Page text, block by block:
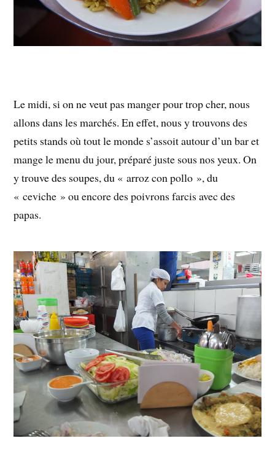
Le midi, si on ne veut pas manger pour trop cher, nous
allons dans les marchés. En effet, nous y trouvons des
petits stands où tout le monde s’assoit autour d’un bar et
mange le menu du jour, préparé juste sous nos yeux. On
y trouve des soupes, du « arroz con pollo », du
« ceviche » ou encore des poivrons farcis avec des
papas.